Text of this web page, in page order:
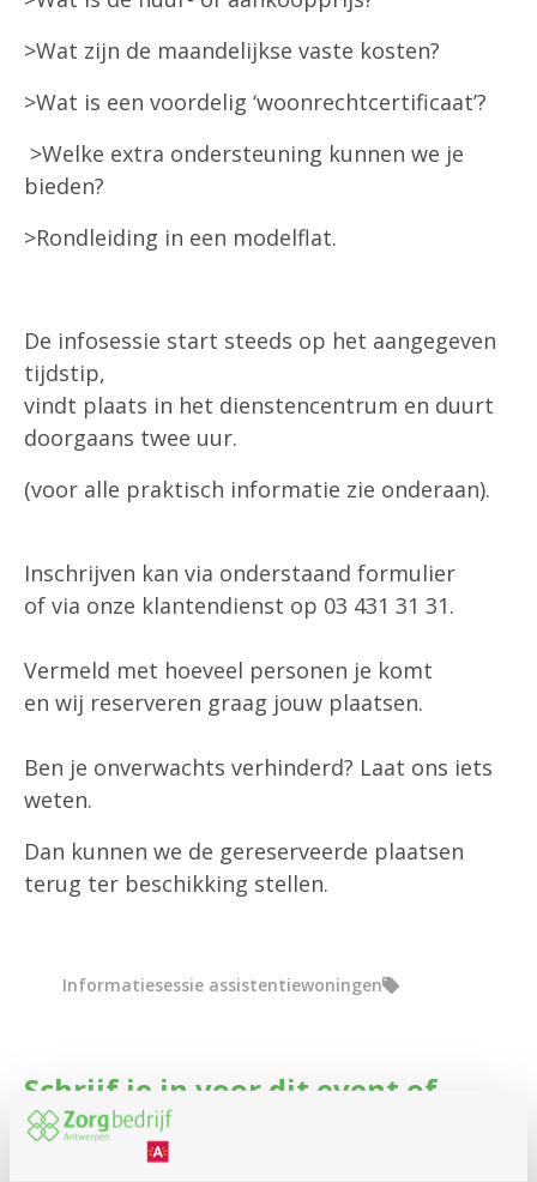
>Wat zijn de maandelijkse vaste kosten?
>Wat is een voordelig ‘woonrechtcertificaat’?
>Welke extra ondersteuning kunnen we je
bieden?
>Rondleiding in een modelflat.
De infosessie start steeds op het aangegeven
tijdstip,
vindt plaats in het dienstencentrum en duurt
doorgaans twee uur.
(voor alle praktisch informatie zie onderaan).
Inschrijven kan via onderstaand formulier
of via onze klantendienst op 03 431 31 31.
Vermeld met hoeveel personen je komt
en wij reserveren graag jouw plaatsen.
Ben je onverwachts verhinderd? Laat ons iets
weten.
Dan kunnen we de gereserveerde plaatsen
terug ter beschikking stellen.
Informatiesessie assistentiewoningen
Schrijf je in voor dit event of
infosessie